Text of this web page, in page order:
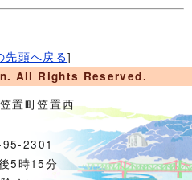
先頭へ戻る]
All Rights Reserved.
置町笠置西
2301
5時15分